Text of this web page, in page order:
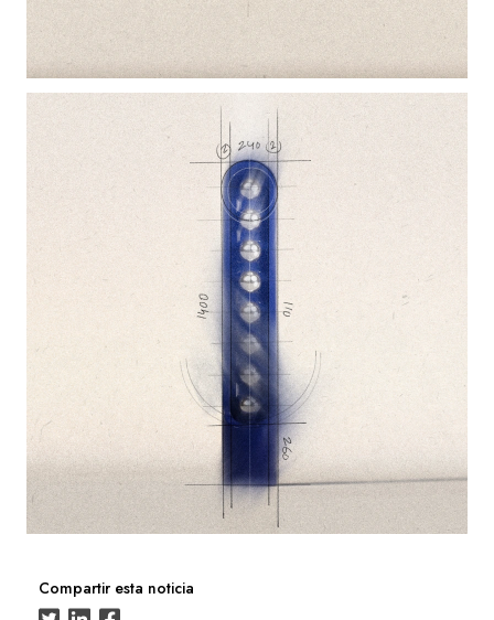
Compartir esta noticia